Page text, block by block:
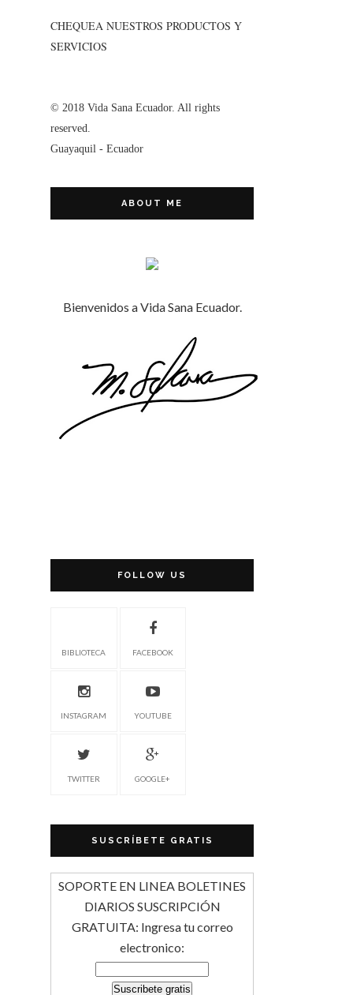
CHEQUEA NUESTROS PRODUCTOS Y
SERVICIOS
© 2018 Vida Sana Ecuador. All rights
reserved.
Guayaquil - Ecuador
ABOUT ME
Bienvenidos a Vida Sana Ecuador.
FOLLOW US
BIBLIOTECA FACEBOOK
INSTAGRAM YOUTUBE
TWITTER GOOGLE+
SUSCRÍBETE GRATIS
SOPORTE EN LINEA BOLETINES
DIARIOS SUSCRIPCIÓN
GRATUITA: Ingresa tu correo
electronico: